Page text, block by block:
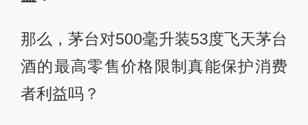
那么，茅台对500毫升装53度飞天茅台
酒的最高零售价格限制真能保护消费
者利益吗？